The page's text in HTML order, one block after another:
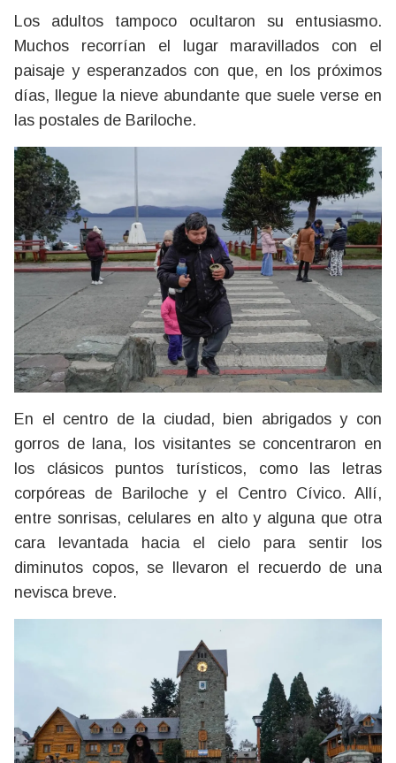
Los adultos tampoco ocultaron su entusiasmo.
Muchos recorrían el lugar maravillados con el
paisaje y esperanzados con que, en los próximos
días, llegue la nieve abundante que suele verse en
las postales de Bariloche.
En el centro de la ciudad, bien abrigados y con
gorros de lana, los visitantes se concentraron en
los clásicos puntos turísticos, como las letras
corpóreas de Bariloche y el Centro Cívico. Allí,
entre sonrisas, celulares en alto y alguna que otra
cara levantada hacia el cielo para sentir los
diminutos copos, se llevaron el recuerdo de una
nevisca breve.